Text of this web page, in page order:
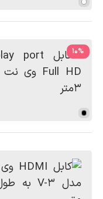
%
10